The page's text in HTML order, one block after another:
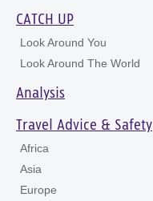
CATCH UP
Look Around You
Look Around The World
Analysis
Travel Advice & Safety
Africa
Asia
Europe